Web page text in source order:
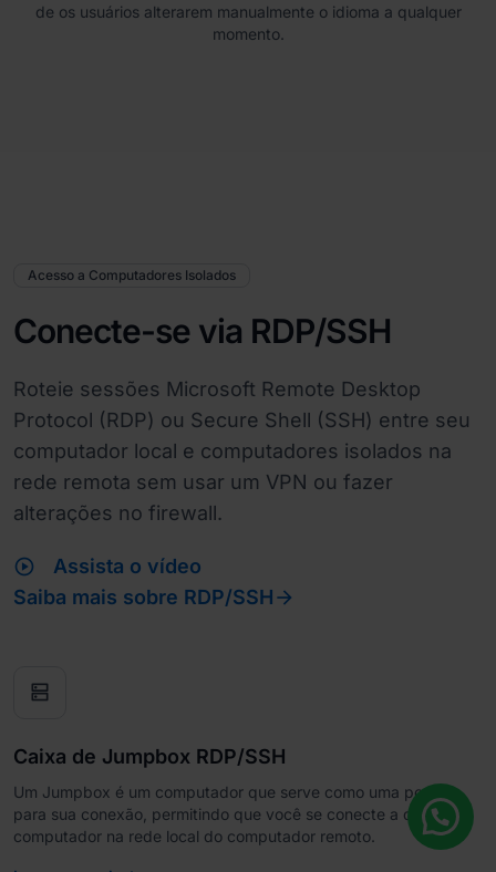
de os usuários alterarem manualmente o idioma a qualquer
momento.
Acesso a Computadores Isolados
Conecte-se via RDP/SSH
Roteie sessões Microsoft Remote Desktop
Protocol (RDP) ou Secure Shell (SSH) entre seu
computador local e computadores isolados na
rede remota sem usar um VPN ou fazer
alterações no firewall.
play_circle
Assista o vídeo
Saiba mais sobre RDP/SSH
dns
Caixa de Jumpbox RDP/SSH
Um Jumpbox é um computador que serve como uma ponte
para sua conexão, permitindo que você se conecte a qualquer
computador na rede local do computador remoto.